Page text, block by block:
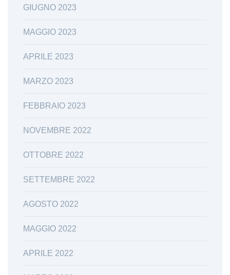
GIUGNO 2023
MAGGIO 2023
APRILE 2023
MARZO 2023
FEBBRAIO 2023
NOVEMBRE 2022
OTTOBRE 2022
SETTEMBRE 2022
AGOSTO 2022
MAGGIO 2022
APRILE 2022